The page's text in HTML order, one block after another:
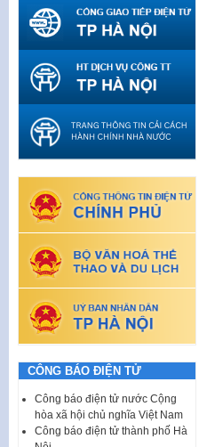
CÔNG BÁO ĐIỆN TỬ
Công báo điện tử nước Cộng
hòa xã hội chủ nghĩa Việt Nam
Công báo điện tử thành phố Hà